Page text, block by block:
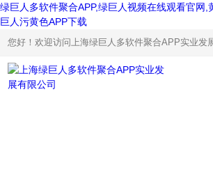
绿巨人多软件聚合APP,绿巨人视频在线观看官网,
巨人污黄色APP下载
您好！欢迎访问上海绿巨人多软件聚合APP实业发展